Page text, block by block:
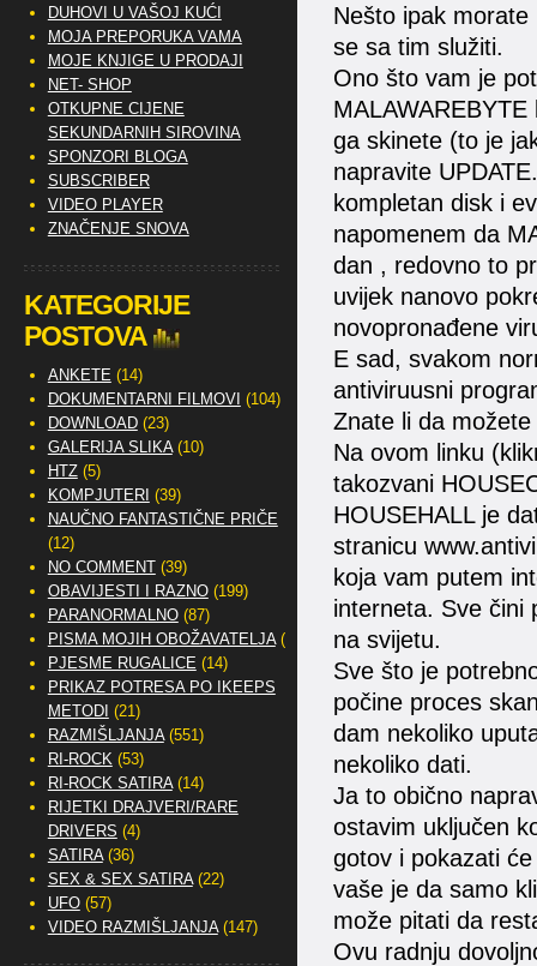
Nešto ipak
se sa tim služiti.
Ono što vam je
ga skinete (to je
napravite
kompletan disk i
napomenem da
dan , redovno to
uvijek nanovo
novopronađene
E sad, svakom
antiviruusni
Znate li da
Na ovom linku
takozvani
HOUSEHALL je
stranicu
koja vam putem
interneta. Sve čini
na svijetu.
Sve što je
počine proces
dam nekoliko
nekoliko dati.
Ja to obično
ostavim uključen
gotov i pokazati
vaše je da samo
može pitati da
Ovu radnju
DUHOVI U VAŠOJ KUĆI
MOJA PREPORUKA VAMA
MOJE KNJIGE U PRODAJI
NET- SHOP
OTKUPNE CIJENE
SEKUNDARNIH SIROVINA
SPONZORI BLOGA
SUBSCRIBER
VIDEO PLAYER
ZNAČENJE SNOVA
KATEGORIJE
POSTOVA
ANKETE (14)
DOKUMENTARNI FILMOVI (104)
DOWNLOAD(23)
GALERIJA SLIKA(10)
HTZ(5)
KOMPJUTERI (39)
NAUČNO FANTASTIČNE PRIČE
(12)
NO COMMENT(39)
OBAVIJESTI I RAZNO(199)
PARANORMALNO(87)
PISMA MOJIH OBOŽAVATELJA(2)
PJESME RUGALICE (14)
PRIKAZ POTRESA PO IKEEPS
METODI (21)
RAZMIŠLJANJA(551)
RI-ROCK(53)
RI-ROCK SATIRA(14)
RIJETKI DRAJVERI/RARE
DRIVERS (4)
SATIRA(36)
SEX & SEX SATIRA(22)
UFO(57)
VIDEO RAZMIŠLJANJA(147)